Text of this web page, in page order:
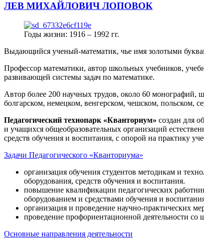
ЛЕВ МИХАЙЛОВИЧ ЛОПОВОК
Годы жизни: 1916 – 1992 гг.
Выдающийся ученый-математик, чье имя золотыми
Профессор математики, автор школьных учебников,
развивающей системы задач по математике.
Автор более 200 научных трудов, около 60 монографий,
болгарском, немецком, венгерском, чешском, польском,
Педагогический технопарк «Кванториум» создан для
и учащихся общеобразовательных организаций
средств обучения и воспитания, с опорой на практику
Задачи Педагогического «Кванториума»
организация обучения студентов методикам и
оборудования, средств обучения и воспитания.
повышение квалификации педагогических
оборудованием и средствами обучения и
организация и проведение научно-практических
проведение профориентационной деятельности
Основные направления деятельности